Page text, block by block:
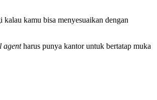
kamu bisa menyesuaikan dengan
agentharus punya kantor untuk bertatap muka